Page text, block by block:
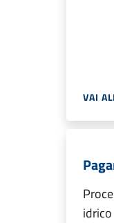
VAI
idrico